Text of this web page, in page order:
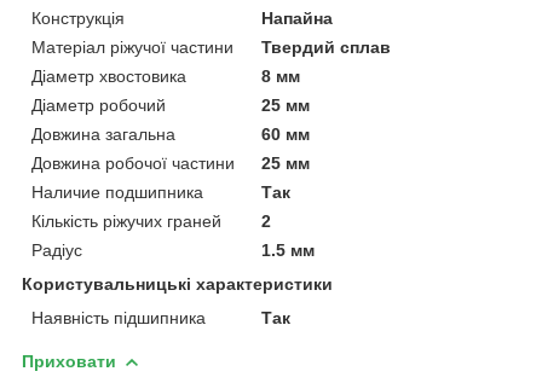
Конструкція
Напайна
Матеріал ріжучої частини
Твердий сплав
Діаметр хвостовика
8 мм
Діаметр робочий
25 мм
Довжина загальна
60 мм
Довжина робочої частини
25 мм
Наличие подшипника
Так
Кількість ріжучих граней
2
Радіус
1.5 мм
Користувальницькі характеристики
Наявність підшипника
Так
Приховати